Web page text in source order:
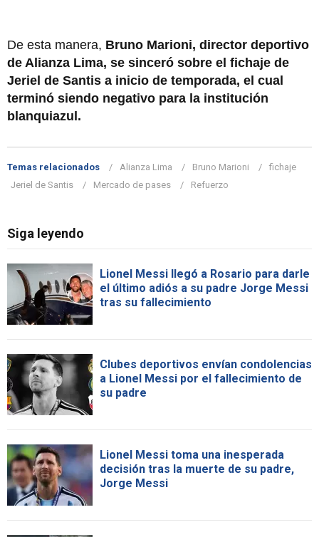
De esta manera, Bruno Marioni, director deportivo
de Alianza Lima, se sinceró sobre el fichaje de
Jeriel de Santis a inicio de temporada, el cual
terminó siendo negativo para la institución
blanquiazul.
Temas relacionados Alianza Lima Bruno Marioni
fichaje
Jeriel de Santis
Mercado de pases Refuerzo
Siga leyendo
Lionel Messi llegó a Rosario para darle
el último adiós a su padre Jorge Messi
tras su fallecimiento
Clubes deportivos envían condolencias
a Lionel Messi por el fallecimiento de
su padre
Lionel Messi toma una inesperada
decisión tras la muerte de su padre,
Jorge Messi